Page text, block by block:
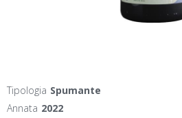
Tipologia Spumante
Annata 2022